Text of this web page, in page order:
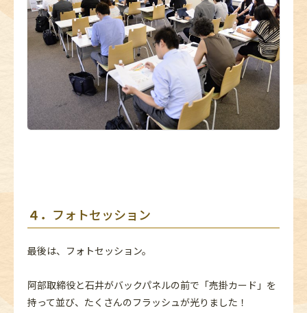
４． フォトセッション
最後は、フォトセッション。
阿部取締役と石井がバックパネルの前で「売掛カード」を
持って並び、たくさんのフラッシュが光りました！